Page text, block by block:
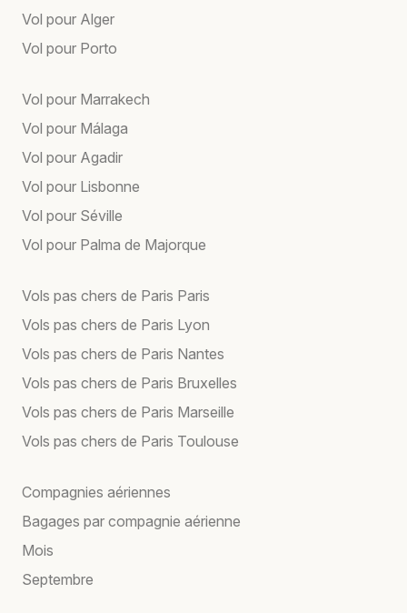
Vol pour Alger
Vol pour Porto
Vol pour Marrakech
Vol pour Málaga
Vol pour Agadir
Vol pour Lisbonne
Vol pour Séville
Vol pour Palma de Majorque
Vols pas chers de Paris Paris
Vols pas chers de Paris Lyon
Vols pas chers de Paris Nantes
Vols pas chers de Paris Bruxelles
Vols pas chers de Paris Marseille
Vols pas chers de Paris Toulouse
Compagnies aériennes
Bagages par compagnie aérienne
Mois
Septembre